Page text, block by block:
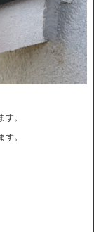
。
。